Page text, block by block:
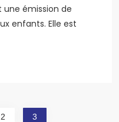
une émission de
enfants. Elle est
2 3